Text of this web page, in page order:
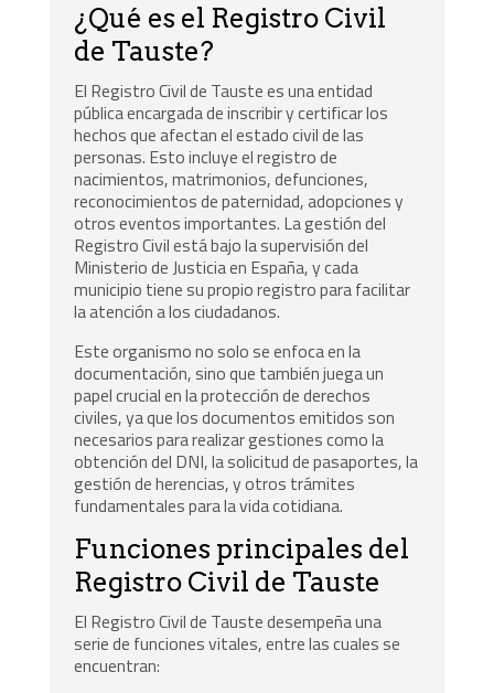
¿Qué es el Registro Civil
de Tauste?
El Registro Civil de Tauste es una entidad
pública encargada de inscribir y certificar los
hechos que afectan el estado civil de las
personas. Esto incluye el registro de
nacimientos, matrimonios, defunciones,
reconocimientos de paternidad, adopciones y
otros eventos importantes. La gestión del
Registro Civil está bajo la supervisión del
Ministerio de Justicia en España, y cada
municipio tiene su propio registro para facilitar
la atención a los ciudadanos.
Este organismo no solo se enfoca en la
documentación, sino que también juega un
papel crucial en la protección de derechos
civiles, ya que los documentos emitidos son
necesarios para realizar gestiones como la
obtención del DNI, la solicitud de pasaportes, la
gestión de herencias, y otros trámites
fundamentales para la vida cotidiana.
Funciones principales del
Registro Civil de Tauste
El Registro Civil de Tauste desempeña una
serie de funciones vitales, entre las cuales se
encuentran: